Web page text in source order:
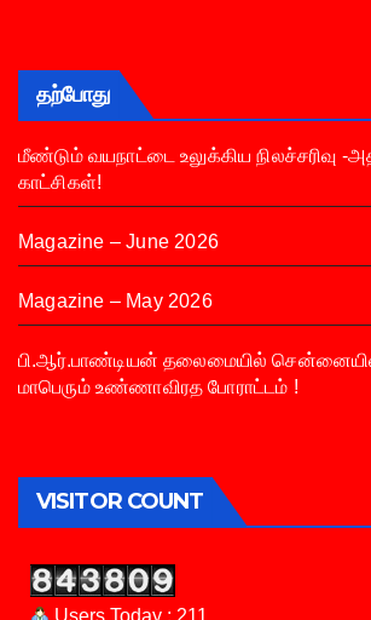
தற்போது
மீண்டும் வயநாட்டை உலுக்கிய நிலச்சரிவு -
காட்சிகள்!
Magazine – June 2026
Magazine – May 2026
பி.ஆர்.பாண்டியன் தலைமையில்
மாபெரும் உண்ணாவிரத போராட்டம் !
VISITOR COUNT
Users Today : 211